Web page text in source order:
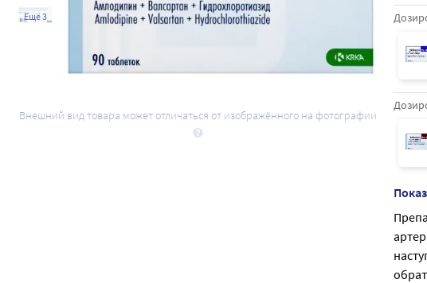
Ещё 3
Внешний вид товара может отличаться от изображённого на фотографии